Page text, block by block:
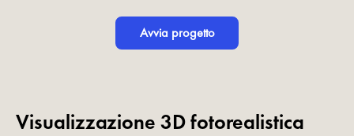
Avvia progetto
Visualizzazione 3D fotorealistica